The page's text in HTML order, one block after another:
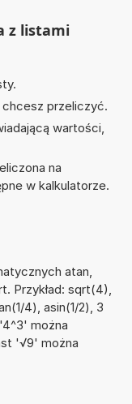
z listami
przeliczyć.
wartości,
na
w kalkulatorze.
atan,
Przykład: sqrt(4),
4), asin(1/2), 3
można
'√9' można